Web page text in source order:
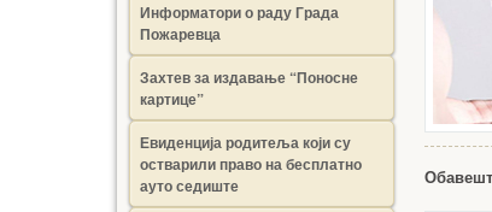
Информатори о раду Града
Пожаревца
Захтев за издавање “Поносне
картице”
Евиденција родитеља који су
остварили право на бесплатно
ауто седиште